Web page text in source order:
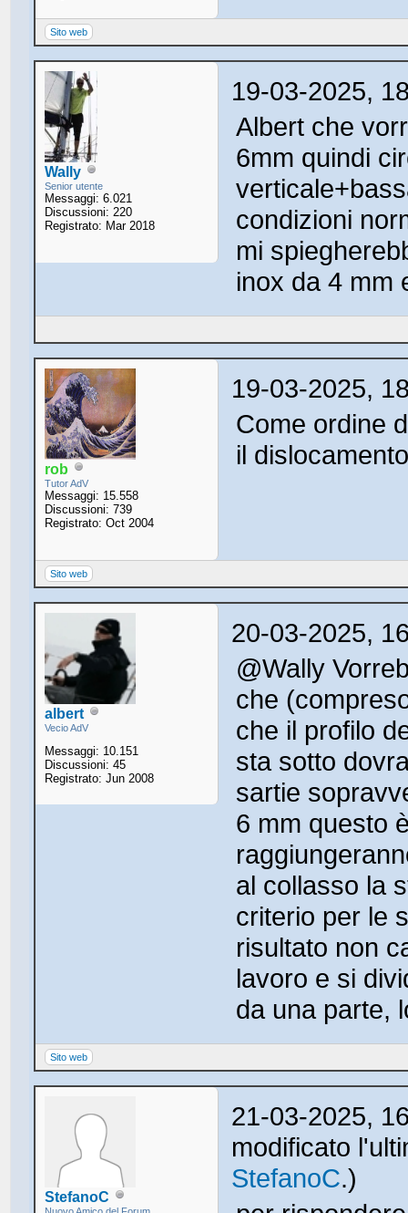
Sito web
Wally
Senior utente
Messaggi: 6.021
Discussioni: 220
Registrato: Mar 2018
19-03-2025,
Albert che
6mm quindi
condizioni
mi
inox da 4 mm
rob
Tutor AdV
Messaggi: 15.558
Discussioni: 739
Registrato: Oct 2004
19-03-2025,
Come ordine
il
Sito web
albert
Vecio AdV
Messaggi: 10.151
Discussioni: 45
Registrato: Jun 2008
20-03-2025,
@Wally
che
che il profilo
sta sotto
sartie
6 mm questo
al collasso la
criterio per le
risultato non
lavoro e si
da una parte,
Sito web
StefanoC
Nuovo Amico del Forum
21-03-2025,
modificato
StefanoC.)